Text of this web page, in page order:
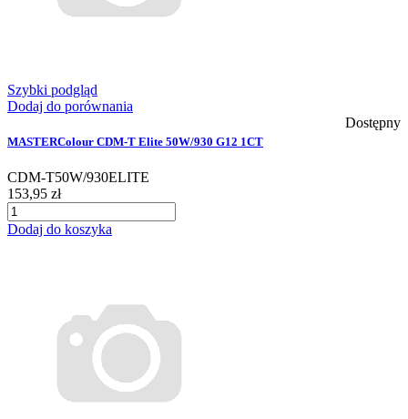
Szybki podgląd
Dodaj do porównania
Dostępny
MASTERColour CDM-T Elite 50W/930 G12 1CT
CDM-T50W/930ELITE
153,95 zł
Dodaj do koszyka